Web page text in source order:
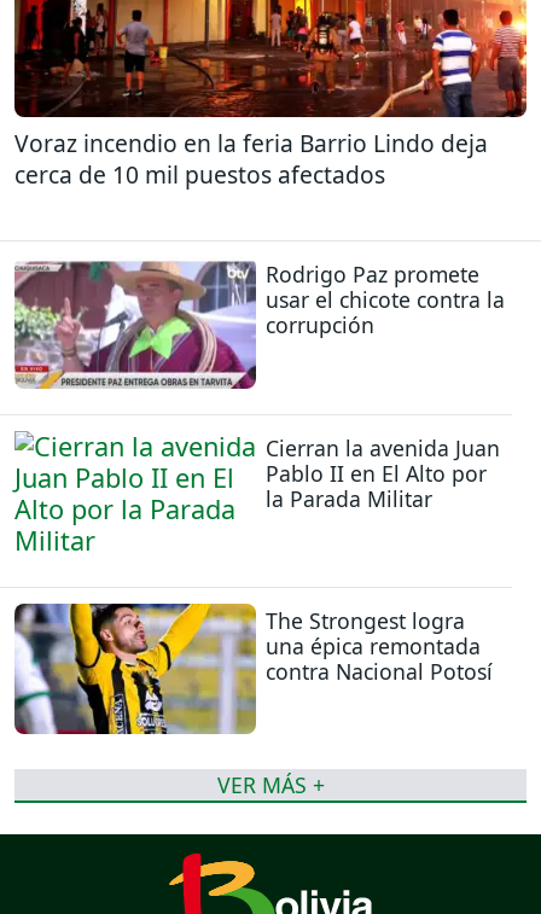
Voraz incendio en la feria Barrio Lindo deja
cerca de 10 mil puestos afectados
Rodrigo Paz promete
usar el chicote contra la
corrupción
Cierran la avenida Juan
Pablo II en El Alto por
la Parada Militar
The Strongest logra
una épica remontada
contra Nacional Potosí
VER MÁS +